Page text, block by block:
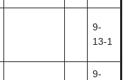
9-
13-1
9-